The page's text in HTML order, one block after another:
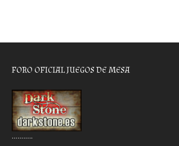
FORO OFICIAL JUEGOS DE MESA
………..